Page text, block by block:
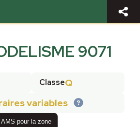
9071
ClasseQ
variables
pour la zone